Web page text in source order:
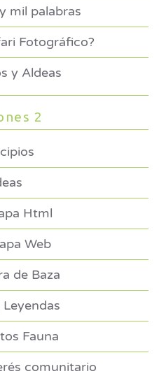
mil palabras
Fotográfico?
y Aldeas
2
Html
Web
de Baza
Fauna
comunitario